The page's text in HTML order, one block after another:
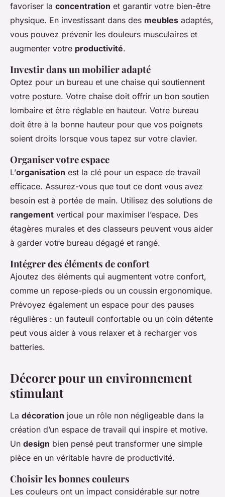
favoriser la concentration et garantir votre bien-être
physique. En investissant dans des meubles adaptés,
vous pouvez prévenir les douleurs musculaires et
augmenter votre productivité.
Investir dans un mobilier adapté
Optez pour un bureau et une chaise qui soutiennent
votre posture. Votre chaise doit offrir un bon soutien
lombaire et être réglable en hauteur. Votre bureau
doit être à la bonne hauteur pour que vos poignets
soient droits lorsque vous tapez sur votre clavier.
Organiser votre espace
L’organisation est la clé pour un espace de travail
efficace. Assurez-vous que tout ce dont vous avez
besoin est à portée de main. Utilisez des solutions de
rangement vertical pour maximiser l’espace. Des
étagères murales et des classeurs peuvent vous aider
à garder votre bureau dégagé et rangé.
Intégrer des éléments de confort
Ajoutez des éléments qui augmentent votre confort,
comme un repose-pieds ou un coussin ergonomique.
Prévoyez également un espace pour des pauses
régulières : un fauteuil confortable ou un coin détente
peut vous aider à vous relaxer et à recharger vos
batteries.
Décorer pour un environnement
stimulant
La décoration joue un rôle non négligeable dans la
création d’un espace de travail qui inspire et motive.
Un design bien pensé peut transformer une simple
pièce en un véritable havre de productivité.
Choisir les bonnes couleurs
Les couleurs ont un impact considérable sur notre